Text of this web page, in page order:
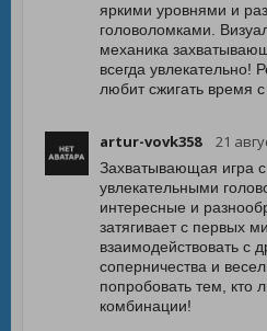
яркими уровнями и
головоломками.
механика
всегда увлекательно!
любит сжигать время
artur-vovk358 21
Захватывающая игра
увлекательными
интересные и
затягивает с первых
взаимодействовать с
соперничества и
попробовать тем, кто
комбинации!